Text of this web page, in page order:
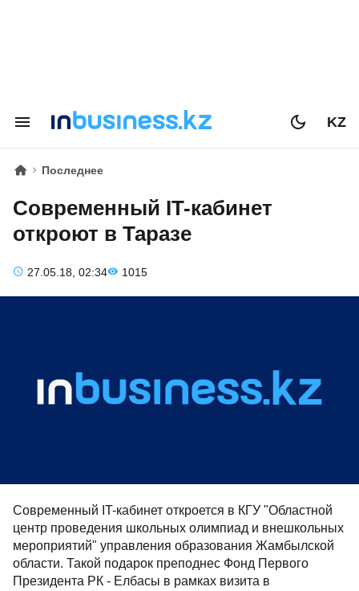
KZ
Последнее
Современный IT-кабинет
откроют в Таразе
27.05.18, 02:34 1015
Современный IT-кабинет откроется в КГУ "Областной
центр проведения школьных олимпиад и внешкольных
мероприятий" управления образования Жамбылской
области. Такой подарок преподнес Фонд Первого
Президента РК - Елбасы в рамках визита в